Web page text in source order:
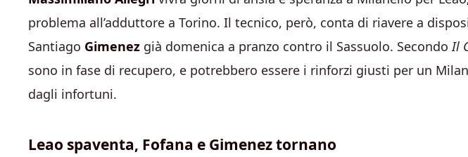
problema all’adduttore a Torino. Il tecnico, però, conta di riavere a
Santiago Gimenez già domenica a pranzo contro il Sassuolo. SecondoIl
sono in fase di recupero, e potrebbero essere i rinforzi giusti per un
dagli infortuni.
Leao spaventa, Fofana e Gimenez tornano